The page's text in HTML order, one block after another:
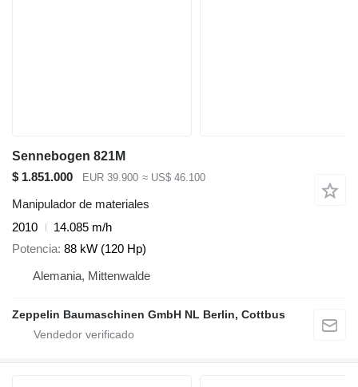
Sennebogen 821M
$ 1.851.000
EUR 39.900 ≈ US$ 46.100
Manipulador de materiales
2010
14.085 m/h
Potencia 88 kW (120 Hp)
Alemania, Mittenwalde
Zeppelin Baumaschinen GmbH NL Berlin, Cottbus